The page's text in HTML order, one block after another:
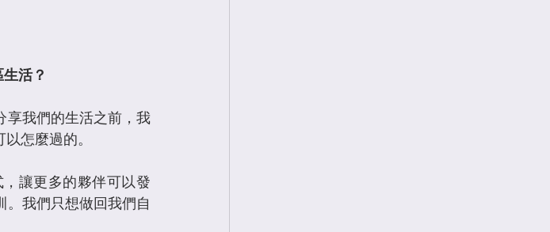
活？
享我們的生活之前，我
怎麼過的。
讓更多的夥伴可以發
我們只想做回我們自